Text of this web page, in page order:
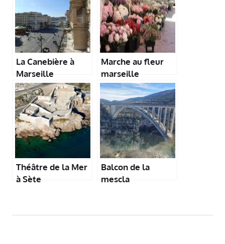
La Canebière à
Marseille
Marche au fleur
marseille
Théâtre de la Mer
à Sète
Balcon de la
mescla